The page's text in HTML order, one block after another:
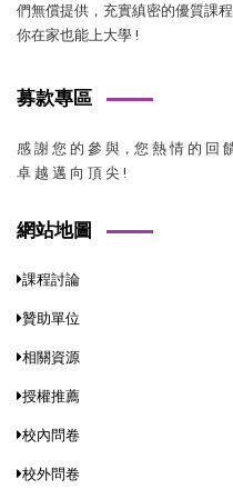
們無償提供，充實縝密的優質課
你在家也能上大學 !
募款專區
感 謝 您 的 參 與，您 熱 情 的 回
卓 越 邁 向 頂 尖 !
網站地圖
課程討論
贊助單位
相關資源
授權推薦
校內問卷
校外問卷